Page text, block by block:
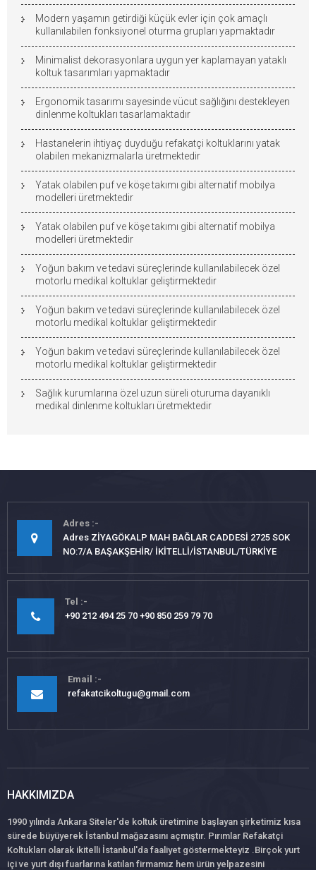
Modern yaşamın getirdiği küçük evler için çok amaçlı
kullanılabilen fonksiyonel oturma grupları yapmaktadır
Minimalist dekorasyonlara uygun yer kaplamayan yataklı
koltuk tasarımları yapmaktadır
Ergonomik tasarımı sayesinde vücut sağlığını destekleyen
dinlenme koltukları tasarlamaktadır
Hastanelerin ihtiyaç duyduğu refakatçi koltuklarını yatak
olabilen mekanizmalarla üretmektedir
Yatak olabilen puf ve köşe takımı gibi alternatif mobilya
modelleri üretmektedir
Yatak olabilen puf ve köşe takımı gibi alternatif mobilya
modelleri üretmektedir
Yoğun bakım ve tedavi süreçlerinde kullanılabilecek özel
motorlu medikal koltuklar geliştirmektedir
Yoğun bakım ve tedavi süreçlerinde kullanılabilecek özel
motorlu medikal koltuklar geliştirmektedir
Yoğun bakım ve tedavi süreçlerinde kullanılabilecek özel
motorlu medikal koltuklar geliştirmektedir
Sağlık kurumlarına özel uzun süreli oturuma dayanıklı
medikal dinlenme koltukları üretmektedir
Adres
Adres ZİYAGÖKALP MAH BAĞLAR CADDESİ 2725 SOK
NO:7/A BAŞAKŞEHİR/ İKİTELLİ/İSTANBUL/TÜRKİYE
Tel
+90 212 494 25 70 +90 850 259 79 70
Email
refakatcikoltugu@gmail.com
HAKKIMIZDA
1990 yılında Ankara Siteler'de koltuk üretimine başlayan şirketimiz kısa
sürede büyüyerek İstanbul mağazasını açmıştır. Pırımlar Refakatçi
Koltukları olarak ikitelli İstanbul'da faaliyet göstermekteyiz .Birçok yurt
içi ve yurt dışı fuarlarına katılan firmamız hem ürün yelpazesini